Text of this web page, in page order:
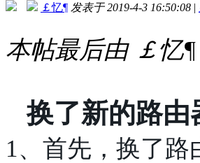
￡忆¶ 发表于 2019-4-3 16:50:08 |
本帖最后由 ￡忆
换了新的路由
1、首先，换了